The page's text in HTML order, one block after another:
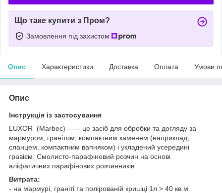
Що таке купити з Пром?
Замовлення під захистом
Опис Характеристики Доставка Оплата Умови
Опис
Інструкція із застосування
LUXOR (Marbec) – — це засіб для обробки та догляду за
мармуром, гранітом, компактним каменем (наприклад,
сланцем, компактним вапняком) і укладений усередині
гравієм. Смолисто-парафіновий розчин на основі
аліфатичних парафінових розчинників
Витрата:
- на мармурі, граніті та полірованій кришці 1л > 40 кв.м.